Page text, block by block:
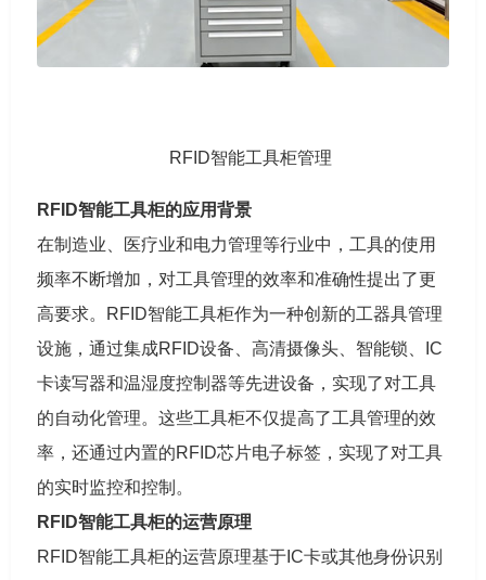
RFID智能工具柜管理
RFID智能工具柜的应用背景
在制造业、医疗业和电力管理等行业中，工具的使用
频率不断增加，对工具管理的效率和准确性提出了更
高要求。RFID智能工具柜作为一种创新的工器具管理
设施，通过集成RFID设备、高清摄像头、智能锁、IC
卡读写器和温湿度控制器等先进设备，实现了对工具
的自动化管理。这些工具柜不仅提高了工具管理的效
率，还通过内置的RFID芯片电子标签，实现了对工具
的实时监控和控制。
RFID智能工具柜的运营原理
RFID智能工具柜的运营原理基于IC卡或其他身份识别